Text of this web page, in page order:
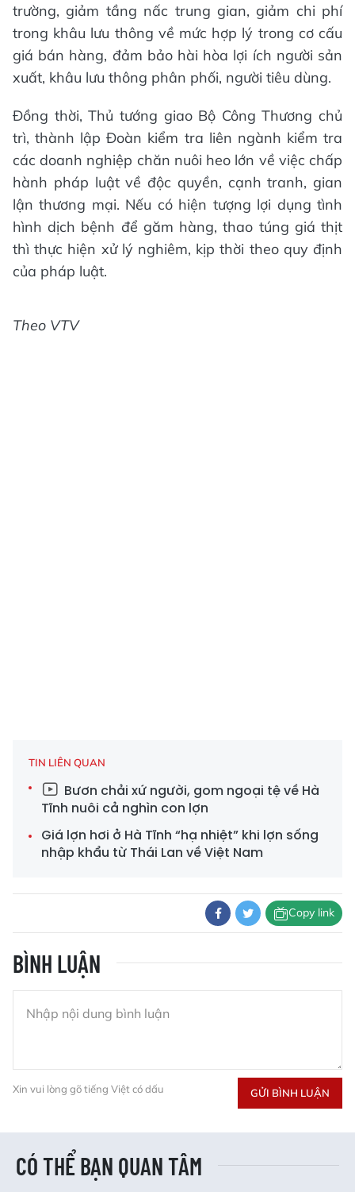
trường, giảm tầng nấc trung gian, giảm chi phí
trong khâu lưu thông về mức hợp lý trong cơ cấu
giá bán hàng, đảm bảo hài hòa lợi ích người sản
xuất, khâu lưu thông phân phối, người tiêu dùng.
Đồng thời, Thủ tướng giao Bộ Công Thương chủ
trì, thành lập Đoàn kiểm tra liên ngành kiểm tra
các doanh nghiệp chăn nuôi heo lớn về việc chấp
hành pháp luật về độc quyền, cạnh tranh, gian
lận thương mại. Nếu có hiện tượng lợi dụng tình
hình dịch bệnh để găm hàng, thao túng giá thịt
thì thực hiện xử lý nghiêm, kịp thời theo quy định
của pháp luật.
Theo VTV
TIN LIÊN QUAN
Bươn chải xứ người, gom ngoại tệ về Hà
Tĩnh nuôi cả nghìn con lợn
Giá lợn hơi ở Hà Tĩnh “hạ nhiệt” khi lợn sống
nhập khẩu từ Thái Lan về Việt Nam
Copy link
BÌNH LUẬN
Xin vui lòng gõ tiếng Việt có dấu GỬI BÌNH LUẬN
CÓ THỂ BẠN QUAN TÂM